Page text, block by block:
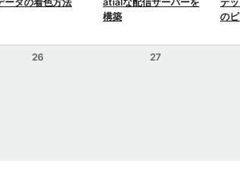
構築
の
26 27